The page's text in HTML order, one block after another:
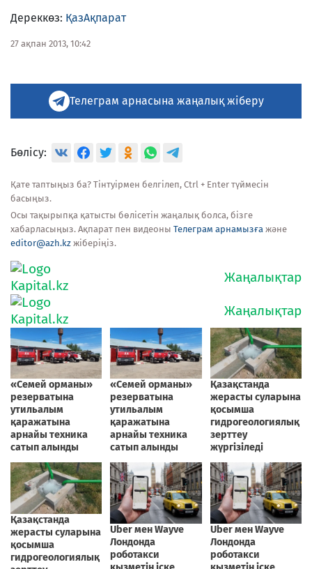
Дереккөз: ҚазАқпарат
27 ақпан 2013, 10:42
Телеграм арнасына жаңалық жіберу
Бөлісу:
Қате таптыңыз ба? Тінтуірмен белгілеп, Ctrl + Enter түймесін
басыңыз.
Осы тақырыпқа қатысты бөлісетін жаңалық болса, бізге
хабарласыңыз. Ақпарат пен видеоны Телеграм арнамызға және
editor@azh.kz жіберіңіз.